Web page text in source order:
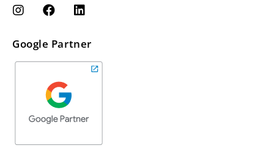
Google Partner